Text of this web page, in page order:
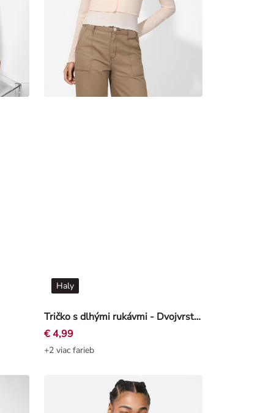
Tričko s dlhými rukávmi - Dvojvrstvový vzhľad - Ružová
Haly
€ 4,99
+2 viac farieb